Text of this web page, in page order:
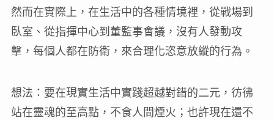
然而在實際上，在生活中的各種情境裡，從戰場到
臥室、從指揮中心到董監事會議，沒有人發動攻
擊，每個人都在防衛，來合理化恣意放縱的行為。
想法：要在現實生活中實踐超越對錯的二元，彷彿
站在靈魂的至高點，不食人間煙火；也許現在還不